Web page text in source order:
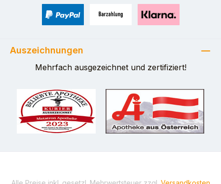
Auszeichnungen
Mehrfach ausgezeichnet und zertifiziert!